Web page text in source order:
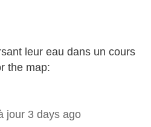
leur eau dans un cours
the map:
jour 3 days ago